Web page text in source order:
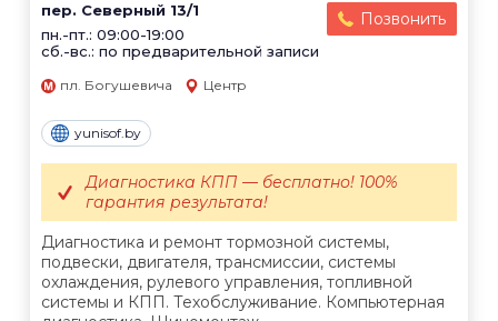
пер. Северный 13/1
пн.-пт.: 09:00-19:00
сб.-вс.: по предварительной записи
Позвонить
пл. Богушевича Центр
yunisof.by
Диагностика и ремонт тормозной системы,
подвески, двигателя, трансмиссии, системы
охлаждения, рулевого управления, топливной
системы и КПП. Техобслуживание. Компьютерная
Диагностика КПП — бесплатно! 100%
гарантия результата!